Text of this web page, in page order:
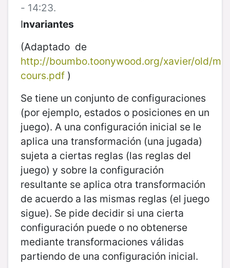
- 14:23.
Invariantes
(Adaptado de
http://boumbo.toonywood.org/xavier/old/
cours.pdf )
Se tiene un conjunto de configuraciones
(por ejemplo, estados o posiciones en un
juego). A una configuración inicial se le
aplica una transformación (una jugada)
sujeta a ciertas reglas (las reglas del
juego) y sobre la configuración
resultante se aplica otra transformación
de acuerdo a las mismas reglas (el juego
sigue). Se pide decidir si una cierta
configuración puede o no obtenerse
mediante transformaciones válidas
partiendo de una configuración inicial.